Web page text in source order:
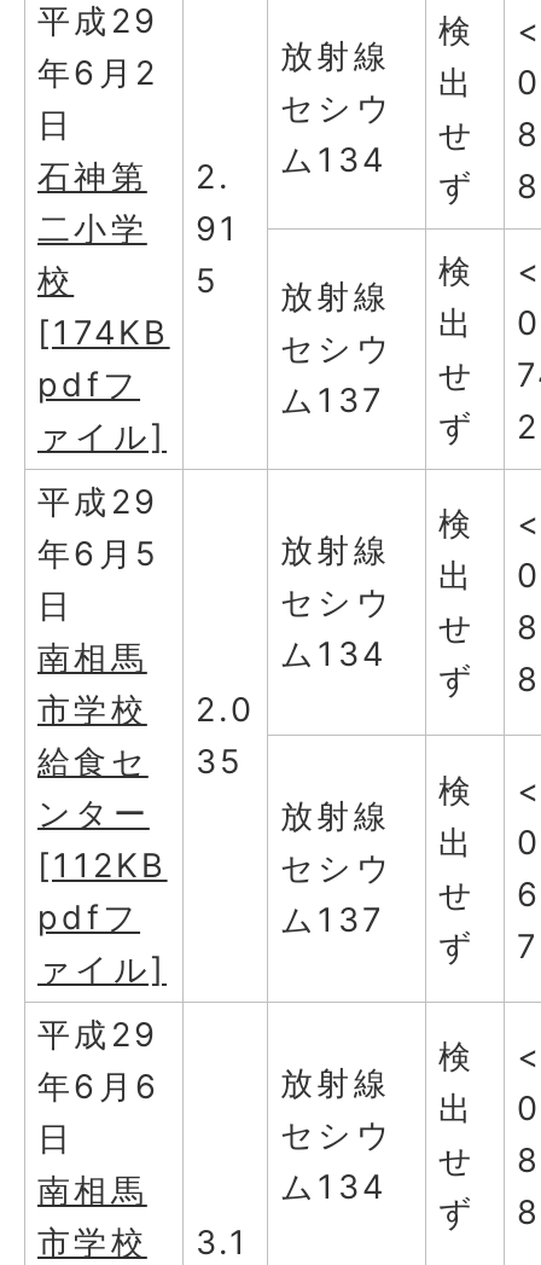
平成29
年6月2
日
石神第
二小学
校
[174KB
pdfフ
ァイル]
2.
91
5
放射線
セシウ
ム134
検
出
せ
ず
8
放射線
セシウ
ム137
検
出
せ
ず
2
平成29
年6月5
日
南相馬
市学校
給食セ
ンター
[112KB
pdfフ
ァイル]
2.0
35
放射線
セシウ
ム134
検
出
せ
ず
8
放射線
セシウ
ム137
検
出
せ
ず
7
平成29
年6月6
日
南相馬
市学校
3.1
放射線
セシウ
ム134
検
出
せ
ず
8